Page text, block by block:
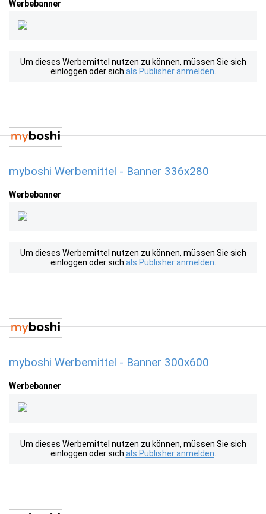
Werbebanner
Um dieses Werbemittel nutzen zu können, müssen Sie sich
einloggen oder sich als Publisher anmelden
myboshi Werbemittel - Banner 336x280
Werbebanner
Um dieses Werbemittel nutzen zu können, müssen Sie sich
einloggen oder sich als Publisher anmelden
myboshi Werbemittel - Banner 300x600
Werbebanner
Um dieses Werbemittel nutzen zu können, müssen Sie sich
einloggen oder sich als Publisher anmelden